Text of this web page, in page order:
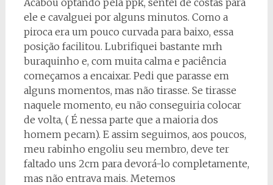
ele e cavalguei por alguns minutos. Como a
piroca era um pouco curvada para baixo, essa
posição facilitou. Lubrifiquei bastante mrh
buraquinho e, com muita calma e paciência
começamos a encaixar. Pedi que parasse em
alguns momentos, mas não tirasse. Se tirasse
naquele momento, eu não conseguiria colocar
de volta, ( É nessa parte que a maioria dos
homem pecam). E assim seguimos, aos poucos,
meu rabinho engoliu seu membro, deve ter
faltado uns 2cm para devorá-lo completamente,
mas não entrava mais. Metemos